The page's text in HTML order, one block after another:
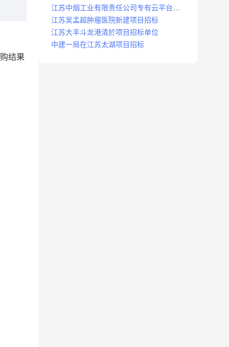
结果
江苏中烟工业有限责任公司专有云平台扩
容项目招标
江苏吴孟超肿瘤医院新建项目招标
江苏大丰斗龙港清於项目招标单位
中建一局在江苏太湖项目招标